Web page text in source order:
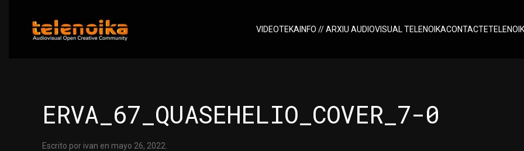
Ir al contenido principal VIDEOTEKA INFO // ARXIU AUDIOVISUAL TELENOIKACONTACTE
ERVA_67_QUASEHELIO_COVER_7-0
Escrito por ivan en mayo 26, 2022